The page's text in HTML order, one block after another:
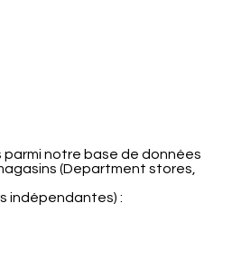
notre base de données
(Department stores,
indépendantes) :